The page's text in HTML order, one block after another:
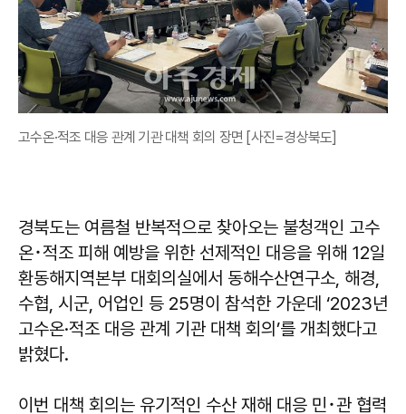
고수온·적조 대응 관계 기관 대책 회의 장면 [사진=경상북도]
경북도는 여름철 반복적으로 찾아오는 불청객인 고수
온･적조 피해 예방을 위한 선제적인 대응을 위해 12일
환동해지역본부 대회의실에서 동해수산연구소, 해경,
수협, 시군, 어업인 등 25명이 참석한 가운데 ‘2023년
고수온·적조 대응 관계 기관 대책 회의’를 개최했다고
밝혔다.
이번 대책 회의는 유기적인 수산 재해 대응 민･관 협력